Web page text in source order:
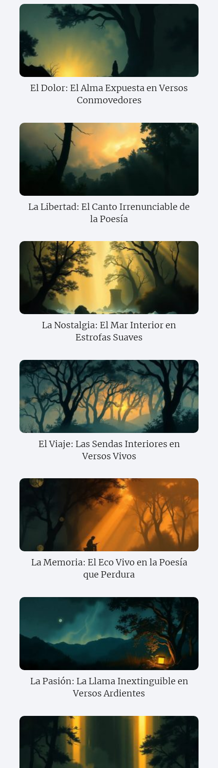
El Dolor: El Alma Expuesta en Versos
Conmovedores
La Libertad: El Canto Irrenunciable de
la Poesía
La Nostalgia: El Mar Interior en
Estrofas Suaves
El Viaje: Las Sendas Interiores en
Versos Vivos
La Memoria: El Eco Vivo en la Poesía
que Perdura
La Pasión: La Llama Inextinguible en
Versos Ardientes